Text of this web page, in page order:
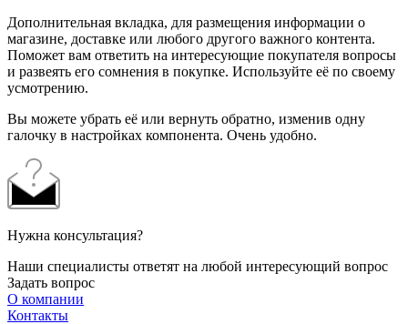
Дополнительная вкладка, для размещения информации о
магазине, доставке или любого другого важного контента.
Поможет вам ответить на интересующие покупателя вопросы
и развеять его сомнения в покупке. Используйте её по своему
усмотрению.
Вы можете убрать её или вернуть обратно, изменив одну
галочку в настройках компонента. Очень удобно.
Нужна консультация?
Наши специалисты ответят на любой интересующий вопрос
Задать вопрос
О компании
Контакты